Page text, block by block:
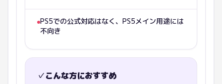
PS5での公式対応はなく、PS5メイン用途には
不向き
✓こんな方におすすめ